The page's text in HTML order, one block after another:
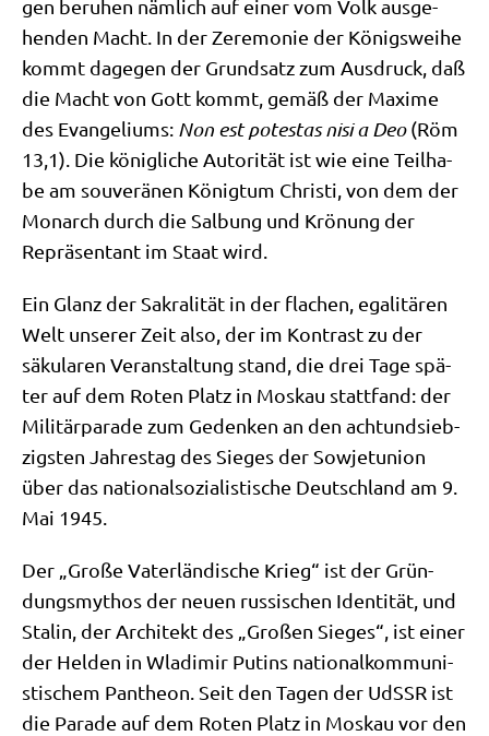
gen beru­hen näm­lich auf einer vom Volk aus­ge­
hen­den Macht. In der Zere­mo­nie der Königs­wei­he
kommt dage­gen der Grund­satz zum Aus­druck, daß
die Macht von Gott kommt, gemäß der Maxi­me
des Evan­ge­li­ums: Non est pote­stas nisi a Deo(Röm
13,1). Die könig­li­che Auto­ri­tät ist wie eine Teil­ha­
be am sou­ve­rä­nen König­tum Chri­sti, von dem der
Mon­arch durch die Sal­bung und Krö­nung der
Reprä­sen­tant im Staat wird.
Ein Glanz der Sakra­li­tät in der fla­chen, ega­li­tä­ren
Welt unse­rer Zeit also, der im Kon­trast zu der
säku­la­ren Ver­an­stal­tung stand, die drei Tage spä­
ter auf dem Roten Platz in Mos­kau statt­fand: der
Mili­tär­pa­ra­de zum Geden­ken an den acht­und­sieb­
zig­sten Jah­res­tag des Sie­ges der Sowjet­uni­on
über das natio­nal­so­zia­li­sti­sche Deutsch­land am 9.
Mai 1945.
Der „Gro­ße Vater­län­di­sche Krieg“ ist der Grün­
dungs­my­thos der neu­en rus­si­schen Iden­ti­tät, und
Sta­lin, der Archi­tekt des „Gro­ßen Sie­ges“, ist einer
der Hel­den in Wla­di­mir Putins natio­nal­kom­mu­ni­
sti­schem Pan­the­on. Seit den Tagen der UdSSR ist
die Para­de auf dem Roten Platz in Mos­kau vor den